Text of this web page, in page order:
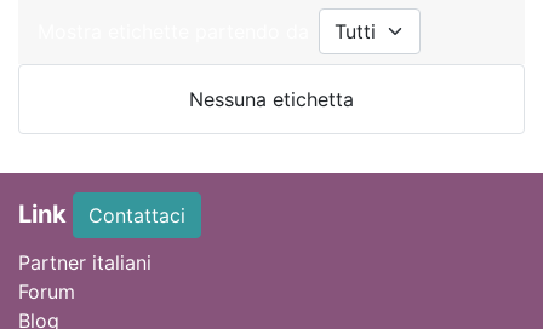
Nessuna etichetta
Link
Contattaci
Partner italiani
Forum
Blog